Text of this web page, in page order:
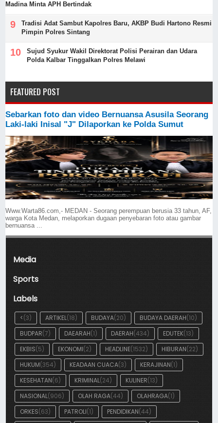
Madina Minta APH Bertindak
Tradisi Adat Sambut Kapolres Baru, AKBP Budi Hartono Resmi
Pimpin Polres Sintang
Sujud Syukur Wakil Direktorat Polisi Perairan dan Udara
Polda Kalbar Tinggalkan Polres Melawi
FEATURED POST
Sebarkan foto dan video Bernuansa Asusila Seorang
Laki-laki Inisal "J" Dilaporkan ke Polda Sumut
Www.Warta86.com,- MEDAN - Seorang perempuan berusia 33 tahun, AF,
warga Kota Medan, melaporkan dugaan penyebaran foto atau gambar
bernuansa ...
Media
Sports
Labels
<(3) ARTIKEL(18) BUDAYA(20) BUDAYA DAERAH(10)
BUDPAR(7) DAEARAH(1) DAERAH(434) EDUTEK(13)
EKBIS(5) EKONOMI(2) HEADLINE(1532) HIBURAN(22)
HUKUM(354) KEADAAN CUACA(3) KERAJINAN(1)
KESEHATAN(6) KRIMINAL(24) KULINER(13)
NASIONAL(906) OLAH RAGA(44) OLAHRAGA(1)
ORKES(63) PATROLI(1) PENDIDIKAN(44)